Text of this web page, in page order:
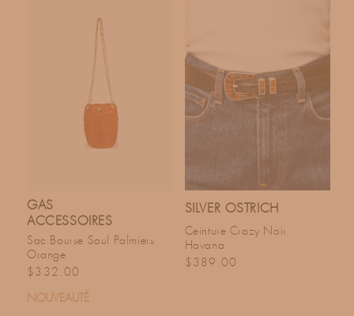
GAS
ACCESSOIRES
Sac Bourse Soul Palmiers
Orange
Prix habituel
$332.00
NOUVEAUTÉ
SILVER OSTRICH
Ceinture Crazy Noir
Havana
Prix habituel
$389.00